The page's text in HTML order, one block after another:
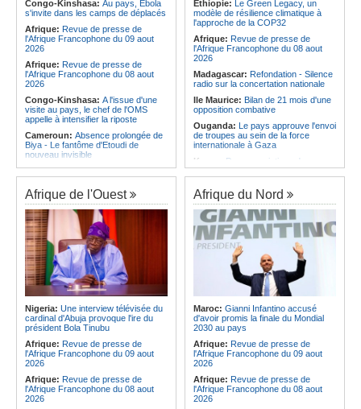
« La finale de 2022, on l'utilise
comme une expérience pour aller de
l'avant »
Afrique:
Les statistiques clés avant
d'Ivoire et l'Algérie
Angola:Le Sagrada Esperança se
qualifie pour la finale de la Coupe de
l'Amitié
Congo-Kinshasa: Au pays, Ebola
s'invite dans les camps de déplacés
Afrique: Revue de presse de
l'Afrique Francophone du 09 aout
2026
Afrique: Revue de presse de
l'Afrique Francophone du 08 aout
2026
Congo-Kinshasa: A l'issue d'une
visite au pays, le chef de l'OMS
appelle à intensifier la riposte
Cameroun: Absence prolongée de
Biya - Le fantôme d'Etoudi de
nouveau invisible
Angola:Le pays criminalise la
diffusion de fausses informations
sur Internet
Congo-Brazzaville:Concours de
musique 'Talents +' - La liste des
participants publiée
Congo-Brazzaville:Coupe du
Congo de football - JST, Inter, Cara
et V Club qualifiés pour les demi-
finales
Congo-Brazzaville:Lutte contre la
corruption - Les parlementaires
sensibilisés
Congo-Brazzaville:Santé publique
- Ollombo réceptionne son hôpital de
référence
Ethiopie: Le Green Legacy, un
modèle de résilience climatique à
l'approche de la COP32
Afrique: Revue de presse de
l'Afrique Francophone du 08 aout
2026
Madagascar: Refondation - Silence
radio sur la concertation nationale
Ile Maurice: Bilan de 21 mois d'une
opposition combative
Ouganda: Le pays approuve l'envoi
de troupes au sein de la force
internationale à Gaza
Kenya: Des associations de
femmes marchent pour dénoncer
les disparitions forcées
Madagascar:Bras de fer entre le
pays et le FMI autour du déblocage
de plus de 180 millions de dollars
Ile Maurice: 24 bénéficiaires pour
les bourses additionnelles sur
critères sociaux
Afrique de l'Est:« La dépendance
de l'Égypte vis-à-vis du régime
érythréen aggrave l'instabilité dans
la région de la Corne de l'Afrique »,
selon le RSADO
Ethiopie:Le peuple oromo s'est
historiquement opposé à des
systèmes administratifs défaillants
Afrique de l'Ouest
Nigeria: Une interview télévisée du
cardinal d'Abuja provoque l'ire du
président Bola Tinubu
Afrique: Revue de presse de
l'Afrique Francophone du 09 aout
2026
Afrique: Revue de presse de
l'Afrique Francophone du 08 aout
2026
Afrique du Nord
Maroc: Gianni Infantino accusé
d'avoir promis la finale du Mondial
2030 au pays
Afrique: Revue de presse de
l'Afrique Francophone du 09 aout
2026
Afrique: Revue de presse de
l'Afrique Francophone du 08 aout
2026